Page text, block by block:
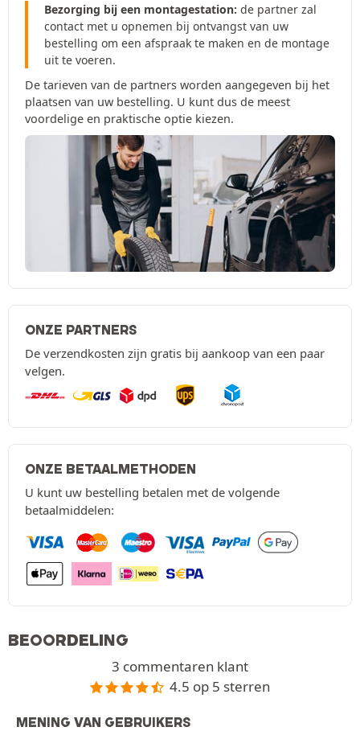
Bezorging bij een montagestation: de partner zal
contact met u opnemen bij ontvangst van uw
bestelling om een afspraak te maken en de montage
uit te voeren.
De tarieven van de partners worden aangegeven bij het
plaatsen van uw bestelling. U kunt dus de meest
voordelige en praktische optie kiezen.
ONZE PARTNERS
De verzendkosten zijn gratis bij aankoop van een paar
velgen.
ONZE BETAALMETHODEN
U kunt uw bestelling betalen met de volgende
betaalmiddelen:
BEOORDELING
3 commentaren klant
4.5 op 5 sterren
MENING VAN GEBRUIKERS